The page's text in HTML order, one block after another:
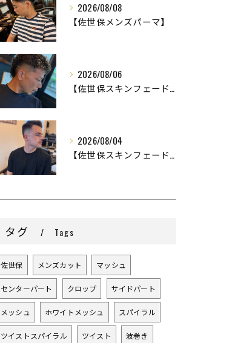
2026/08/08
【佐世保メンズパーマ】
2026/08/06
【佐世保スキンフェード】
2026/08/04
【佐世保スキンフェード】
タグ Tags
佐世保 メンズカット マッシュ
センターパート クロップ サイドパート
メッシュ ホワイトメッシュ スパイラル
ツイストスパイラル ツイスト 波巻き